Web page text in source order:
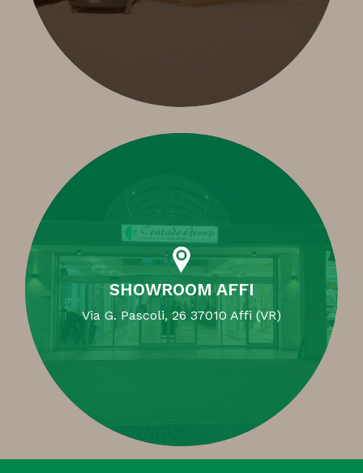
SHOWROOM AFFI
Via G. Pascoli, 26 37010 Affi (VR)